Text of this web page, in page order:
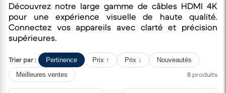
Découvrez notre large gamme de câbles HDMI 4K
pour une expérience visuelle de haute qualité.
Connectez vos appareils avec clarté et précision
supérieures.
Trier par : Pertinence Prix ↑ Prix ↓
Nouveautés
Meilleures ventes
8 produits